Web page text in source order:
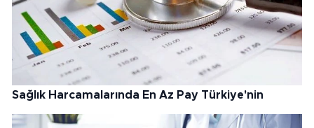
Sağlık Harcamalarında En Az Pay Türkiye'nin